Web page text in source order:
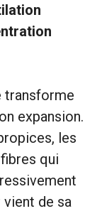
transforme
expansion.
les
qui
vient de sa